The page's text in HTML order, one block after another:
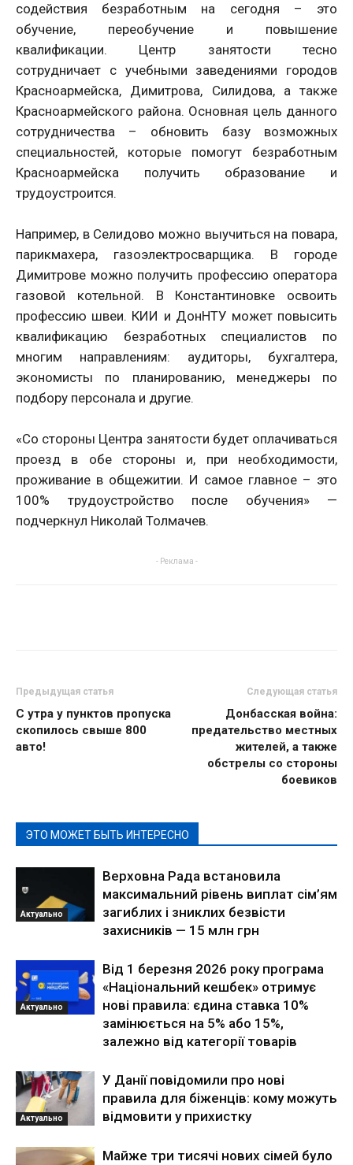
содействия безработным на сегодня – это
обучение, переобучение и повышение
квалификации. Центр занятости тесно
сотрудничает с учебными заведениями городов
Красноармейска, Димитрова, Силидова, а также
Красноармейского района. Основная цель данного
сотрудничества – обновить базу возможных
специальностей, которые помогут безработным
Красноармейска получить образование и
трудоустроится.
Например, в Селидово можно выучиться на повара,
парикмахера, газоэлектросварщика. В городе
Димитрове можно получить профессию оператора
газовой котельной. В Константиновке освоить
профессию швеи. КИИ и ДонНТУ может повысить
квалификацию безработных специалистов по
многим направлениям: аудиторы, бухгалтера,
экономисты по планированию, менеджеры по
подбору персонала и другие.
«Со стороны Центра занятости будет оплачиваться
проезд в обе стороны и, при необходимости,
проживание в общежитии. И самое главное – это
100% трудоустройство после обучения» —
подчеркнул Николай Толмачев.
- Реклама -
Предыдущая статья
С утра у пунктов пропуска
скопилось свыше 800
авто!
Следующая статья
Донбасская война:
предательство местных
жителей, а также
обстрелы со стороны
боевиков
ЭТО МОЖЕТ БЫТЬ ИНТЕРЕСНО
Актуально
Верховна Рада встановила
максимальний рівень виплат сім’ям
загиблих і зниклих безвісти
захисників — 15 млн грн
Актуально
Від 1 березня 2026 року програма
«Національний кешбек» отримує
нові правила: єдина ставка 10%
замінюється на 5% або 15%,
залежно від категорії товарів
Актуально
У Данії повідомили про нові
правила для біженців: кому можуть
відмовити у прихистку
Майже три тисячі нових сімей було